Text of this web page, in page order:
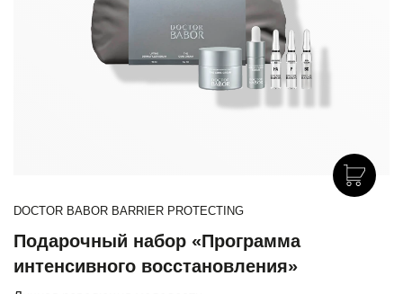
DOCTOR BABOR BARRIER PROTECTING
Подарочный набор «Программа
интенсивного восстановления»